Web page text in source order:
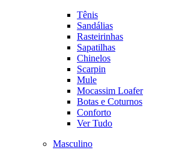
Tênis
Sandálias
Rasteirinhas
Sapatilhas
Chinelos
Scarpin
Mule
Mocassim Loafer
Botas e Coturnos
Conforto
Ver Tudo
Masculino